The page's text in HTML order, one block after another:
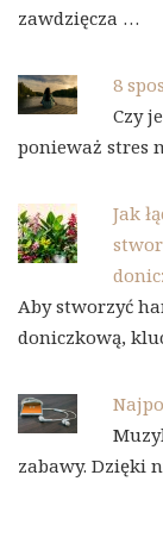
zawdzięcza …
8
Czy
ponieważ stres
Jak
Aby stworzyć
doniczkową,
zabawy. Dzięki